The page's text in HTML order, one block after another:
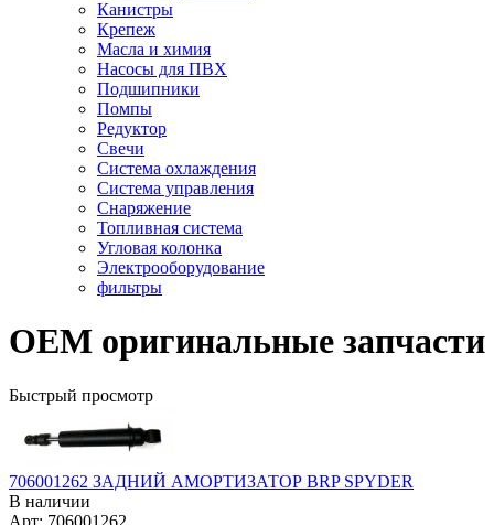
Канистры
Крепеж
Масла и химия
Насосы для ПВХ
Подшипники
Помпы
Редуктор
Свечи
Система охлаждения
Система управления
Снаряжение
Топливная система
Угловая колонка
Электрооборудование
фильтры
OEM оригинальные запчасти
Быстрый просмотр
706001262 ЗАДНИЙ АМОРТИЗАТОР BRP SPYDER
В наличии
Арт: 706001262